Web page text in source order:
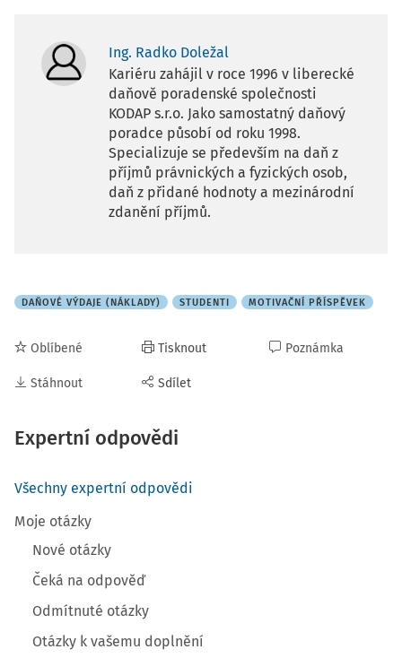
Ing. Radko Doležal
Kariéru zahájil v roce 1996 v liberecké
daňově poradenské společnosti
KODAP s.r.o. Jako samostatný daňový
poradce působí od roku 1998.
Specializuje se především na daň z
příjmů právnických a fyzických osob,
daň z přidané hodnoty a mezinárodní
zdanění příjmů.
DAŇOVÉ VÝDAJE (NÁKLADY) STUDENTI MOTIVAČNÍ PŘÍSPĚVEK
Oblíbené
Stáhnout
Tisknout
Sdílet
Poznámka
Expertní odpovědi
Všechny expertní odpovědi
Moje otázky
Nové otázky
Čeká na odpověď
Odmítnuté otázky
Otázky k vašemu doplnění